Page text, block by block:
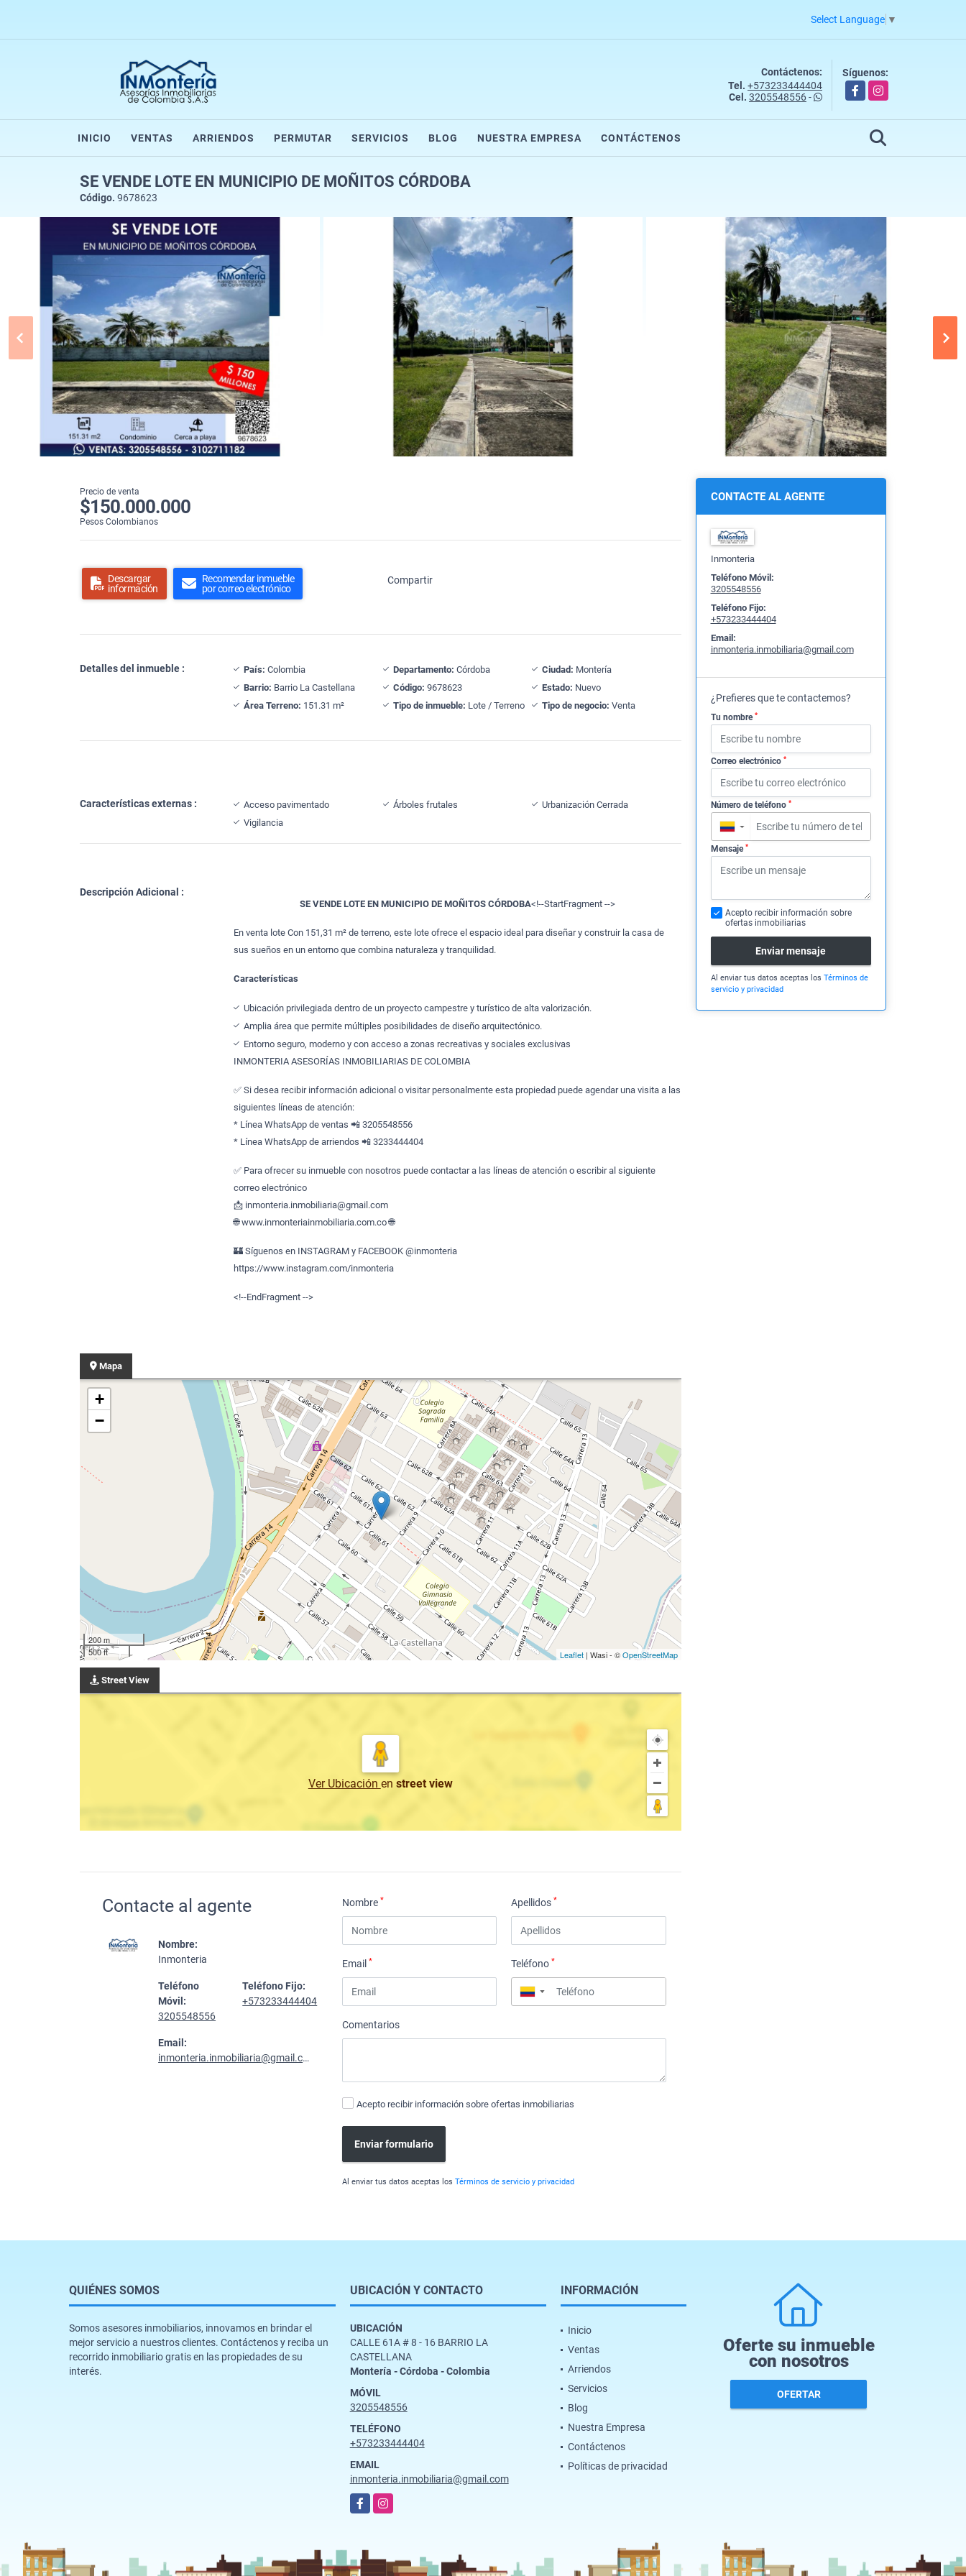
Select Language ▼
Contáctenos:
Tel. +573233444404
Cel. 3205548556-
Síguenos:
FacebookInstagram
INICIO VENTAS ARRIENDOS PERMUTAR SERVICIOS BLOG NUESTRA EMPRESA CONTÁCTENOS
SE VENDE LOTE EN MUNICIPIO DE MOÑITOS CÓRDOBA
Código. 9678623
Precio de venta
$150.000.000
Pesos Colombianos
Descargar
información
Recomendar inmueble
por correo electrónico
Compartir
Detalles del inmueble : País: Colombia Departamento: Córdoba Ciudad: Montería
Barrio: Barrio La Castellana Código: 9678623 Estado: Nuevo
Área Terreno: 151.31 m² Tipo de inmueble: Lote / Terreno Tipo de negocio: Venta
Características externas : Acceso pavimentado Árboles frutales
Urbanización Cerrada
Vigilancia
Descripción Adicional :
SE VENDE LOTE EN MUNICIPIO DE MOÑITOS CÓRDOBA<!--StartFragment -->
En venta lote Con 151,31 m² de terreno, este lote ofrece el espacio ideal para diseñar y construir la casa de
sus sueños en un entorno que combina naturaleza y tranquilidad.
Características
Ubicación privilegiada dentro de un proyecto campestre y turístico de alta valorización.
Amplia área que permite múltiples posibilidades de diseño arquitectónico.
Entorno seguro, moderno y con acceso a zonas recreativas y sociales exclusivas
INMONTERIA ASESORÍAS INMOBILIARIAS DE COLOMBIA
✅ Si desea recibir información adicional o visitar personalmente esta propiedad puede agendar una visita a las
siguientes líneas de atención:
* Línea WhatsApp de ventas 📲 3205548556
* Línea WhatsApp de arriendos 📲 3233444404
✅ Para ofrecer su inmueble con nosotros puede contactar a las líneas de atención o escribir al siguiente
correo electrónico
📩 inmonteria.inmobiliaria@gmail.com
🌐 www.inmonteriainmobiliaria.com.co 🌐
🏰 Síguenos en INSTAGRAM y FACEBOOK @inmonteria
https://www.instagram.com/inmonteria
<!--EndFragment -->
Mapa
+
−
200 m
500 ft
Leaflet| Wasi - ©OpenStreetMap
Street View
Ver Ubicación en street view
Contacte al agente
Nombre:
Inmonteria
Teléfono
Móvil:
3205548556
Teléfono Fijo:
+573233444404
Email:
inmonteria.inmobiliaria@gmail.com
Nombre* Apellidos*
Email* Teléfono*
▼
Comentarios
Acepto recibir información sobre ofertas inmobiliarias
Enviar formulario
Al enviar tus datos aceptas losTérminos de servicio y privacidad
CONTACTE AL AGENTE
Inmonteria
Teléfono Móvil:
3205548556
Teléfono Fijo:
+573233444404
Email:
inmonteria.inmobiliaria@gmail.com
¿Prefieres que te contactemos?
Tu nombre *
Correo electrónico *
Número de teléfono *
▼
Mensaje *
Acepto recibir información sobre
ofertas inmobiliarias
Enviar mensaje
Al enviar tus datos aceptas los Términos de
servicio y privacidad
QUIÉNES SOMOS
Somos asesores inmobiliarios, innovamos en brindar el
mejor servicio a nuestros clientes. Contáctenos y reciba un
recorrido inmobiliario gratis en las propiedades de su
interés.
UBICACIÓN Y CONTACTO
UBICACIÓN
CALLE 61A # 8 - 16 BARRIO LA
CASTELLANA
Montería - Córdoba - Colombia
MÓVIL
3205548556
TELÉFONO
+573233444404
EMAIL
inmonteria.inmobiliaria@gmail.com
FacebookInstagram
INFORMACIÓN
Inicio
Ventas
Arriendos
Servicios
Blog
Nuestra Empresa
Contáctenos
Políticas de privacidad
Oferte su inmueble
con nosotros
OFERTAR